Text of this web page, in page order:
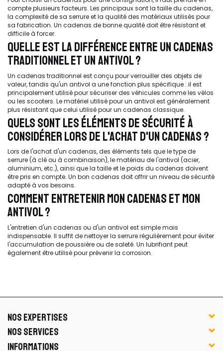
compte plusieurs facteurs. Les principaux sont la taille du cadenas,
la complexité de sa serrure et la qualité des matériaux utilisés pour
sa fabrication. Un cadenas de bonne qualité doit être résistant et
difficile à forcer.
QUELLE EST LA DIFFÉRENCE ENTRE UN CADENAS
TRADITIONNEL ET UN ANTIVOL ?
Un cadenas traditionnel est conçu pour verrouiller des objets de
valeur, tandis qu'un antivol a une fonction plus spécifique : il est
principalement utilisé pour sécuriser des véhicules comme les vélos
ou les scooters. Le matériel utilisé pour un antivol est généralement
plus résistant que celui utilisé pour un cadenas classique.
QUELS SONT LES ÉLÉMENTS DE SÉCURITÉ À
CONSIDÉRER LORS DE L'ACHAT D'UN CADENAS ?
Lors de l'achat d'un cadenas, des éléments tels que le type de
serrure (à clé ou à combinaison), le matériau de l'antivol (acier,
aluminium, etc.), ainsi que la taille et le poids du cadenas doivent
être pris en compte. Un bon cadenas doit offrir un niveau de sécurité
adapté à vos besoins.
COMMENT ENTRETENIR MON CADENAS ET MON
ANTIVOL ?
L'entretien d'un cadenas ou d'un antivol est simple mais
indispensable. Il suffit de nettoyer la serrure régulièrement pour éviter
l'accumulation de poussière ou de saleté. Un lubrifiant peut
également être utilisé pour prévenir la corrosion.
NOS EXPERTISES
NOS SERVICES
INFORMATIONS